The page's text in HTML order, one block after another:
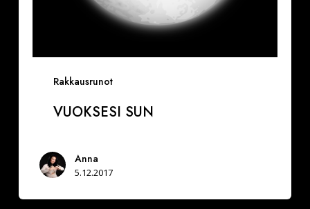
Rakkausrunot
VUOKSESI SUN
Anna
5.12.2017